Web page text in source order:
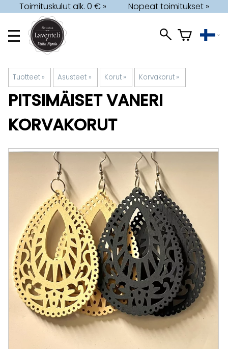
Toimituskulut alk. 0 € » Nopeat toimitukset »
Tuotteet ‪» Asusteet ‪» Korut ‪» Korvakorut ‪»
PITSIMÄISET VANERI
KORVAKORUT